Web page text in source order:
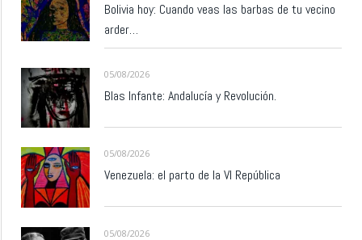
Bolivia hoy: Cuando veas las barbas de tu vecino
arder…
05/08/2026
Blas Infante: Andalucía y Revolución.
05/08/2026
Venezuela: el parto de la VI República
05/08/2026